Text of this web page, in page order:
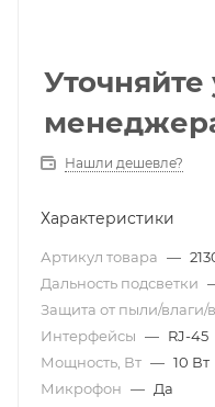
Уточняйте
Нашли дешевле?
Характеристики
Артикул товара —
Дальность подсветки
Защита от пыли/влаги/
Интерфейсы — RJ-45
Мощность, Вт — 10 Вт
Микрофон — Да